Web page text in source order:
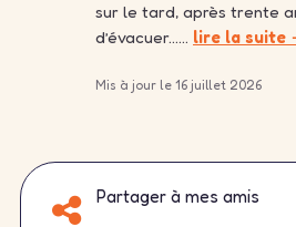
sur le tard, après trente
d’évacuer…… lire la suite
Mis à jour le 16 juillet 2026
Partager à mes amis